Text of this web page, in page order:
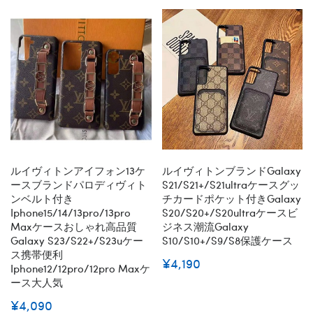
ルイヴィトンアイフォン13ケ
ースブランドパロディヴィト
ンベルト付き
Iphone15/14/13pro/13pro
Maxケースおしゃれ高品質
Galaxy S23/s22+/s23uケー
ス携帯便利
Iphone12/12pro/12pro Maxケ
ース大人気
¥4,090
ルイヴィトンブランドGalaxy
S21/s21+/s21ultraケースグッ
チカードポケット付きGalaxy
S20/s20+/s20ultraケースビ
ジネス潮流Galaxy
S10/s10+/s9/s8保護ケース
¥4,190